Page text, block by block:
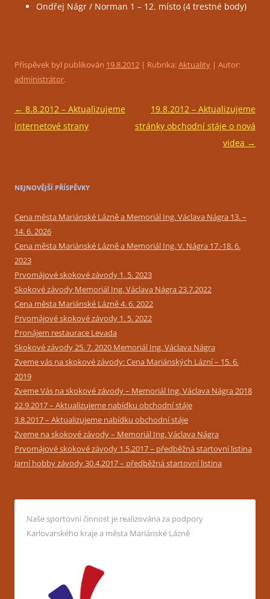
Ondřej Nágr / Norman 1 – 12. místo (4 trestné body)
Příspěvek byl publikován 19.8.2012 | Rubrika:Aktuality | Autor:
administrátor.
Navigace
pro
← 8.8.2012 – Aktualizujeme
internetové strany
19.8.2012 – Aktualizujeme
stránky obchodní stáje o nová
videa →
NEJNOVĚJŠÍ PŘÍSPĚVKY
Cena města Mariánské Lázně a Memoriál Ing. Václava Nágra 13. –
14. 6. 2026
Cena města Mariánské Lázně a Memoriál Ing. V. Nágra 17.-18. 6.
2023
Prvomájové skokové závody 1. 5. 2023
Skokové závody Memoriál Ing. Václava Nágra 23.7.2022
Cena města Mariánské Lázně 4. 6. 2022
Prvomájové skokové závody 1. 5. 2022
Pronájem restaurace Levada
Skokové závody 25. 7. 2020 Memoriál Ing. Václava Nágra
Zveme vás na skokové závody: Cena Mariánských Lázní – 15. 6.
2019
Zveme Vás na skokové závody – Memoriál Ing. Václava Nágra 2018
22.9.2017 – Aktualizujeme nabídku obchodní stáje
3.8.2017 – Aktualizujeme nabídku obchodní stáje
Zveme na skokové závody – Memoriál Ing. Václava Nágra
Prvomájové skokové závody 1.5.2017 – předběžná startovní listina
Jarní hobby závody 30.4.2017 – předběžná startovní listina
Naše sportovní činnost je realizována za podpory
Karlovarského kraje a města Mariánské Lázně